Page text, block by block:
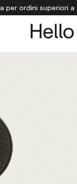
Clicca qui per